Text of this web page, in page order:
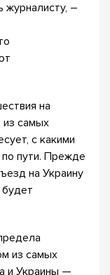
журналисту, –
на
из самых
с какими
пути. Прежде
на Украину
из самых
и Украины —